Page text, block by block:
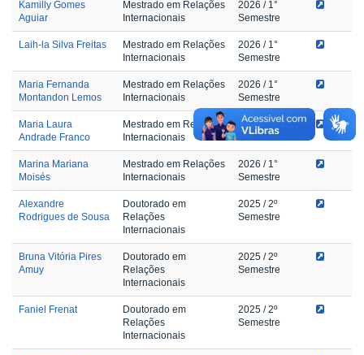
Kamilly Gomes
Aguiar
Mestrado em Relações
Internacionais
2026 / 1°
Semestre
Laih-la Silva Freitas
Mestrado em Relações
Internacionais
2026 / 1°
Semestre
Maria Fernanda
Montandon Lemos
Mestrado em Relações
Internacionais
2026 / 1°
Semestre
Maria Laura
Andrade Franco
Mestrado em Relações
Internacionais
2026/ 1°
Semestre
Marina Mariana
Moisés
Mestrado em Relações
Internacionais
2026 / 1°
Semestre
Alexandre
Rodrigues de Sousa
Doutorado em
Relações
Internacionais
2025 / 2º
Semestre
Bruna Vitória Pires
Amuy
Doutorado em
Relações
Internacionais
2025 / 2º
Semestre
Faniel Frenat
Doutorado em
Relações
Internacionais
2025 / 2º
Semestre